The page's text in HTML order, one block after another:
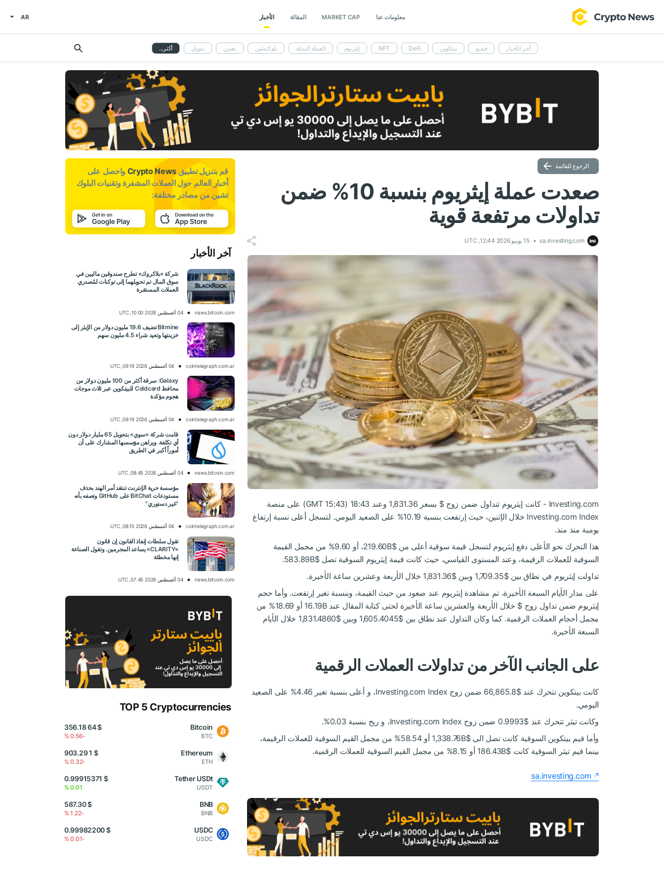
الأخبار المقالة MARKET CAP معلومات عنا AR
آخر الأخبار فيديو بيتكوين DeFi
NFT إيثريوم العملة البديلة بلوكتشين تعدين تمويل أكثر...
الرجوع للقائمة
صعدت عملة إيثريوم بنسبة 10% ضمن
تداولات مرتفعة قوية
sa.investing.com 15 يونيو 2026 12:44, UTC
Investing.com - كانت إيثريوم تتداول ضمن زوج $ بسعر 1,831.36 وعند 18:43 (15:43 GMT) على منصة
Investing.com Index خلال الإثنين، حيث إرتفعت بنسبة 10.19% على الصعيد اليومي. لتسجل أعلى نسبة إرتفاع
يومية منذ منذ.
هذا التحرك نحو الأعلى دفع إيثريوم لتسجل قيمة سوقية أعلى من $219.60B، أو 9.60% من مجمل القيمة
السوقية للعملات الرقيمة، وعند المستوى القياسي، حيث كانت قيمة إيثريوم السوقية تصل $583.89B.
تداولت إيثريوم في نطاق بين $1,709.35 وبين $1,831.36 خلال الأربعة وعشرين ساعة الأخيرة.
على مدار الأيام السبعة الأخيرة، تم مشاهدة إيثريوم عند صعود من حيث القيمة، وبنسبة تغير إرتفعت. وأما حجم
إيثريوم ضمن تداول زوج $ خلال الأربعة والعشرين ساعة الأخيرة لحتى كتابة المقال عند 16.19B أو 18.69% من
مجمل أحجام العملات الرقمية. كما وكان التداول عند نطاق بين $1,605.4045 وبين $1,831.4860 خلال الأيام
السبعة الأخيرة.
على الجانب الآخر من تداولات العملات الرقمية
كانت بيتكوين تتحرك عند $66,865.8 ضمن زوج Investing.com Index، و أعلى بنسبة تغير 4.46% على الصعيد
اليومي.
وكانت تيثر تتحرك عند $0.9993 ضمن زوج Investing.com Index، و ربح بنسبة 0.03%.
وأما قيم بيتكوين السوقية كانت تصل الى $1,338.76B أو 58.54% من مجمل القيم السوقية للعملات الرقيمة،
بينما قيم تيثر السوقية كانت $186.43B أو 8.15% من مجمل القيم السوقية للعملات الرقمية.
sa.investing.com
قم بتنزيل تطبيق Crypto News واحصل على
أخبار العالم حول العملات المشفرة وتقنيات البلوك
تشين من مصادر مختلفة:
آخر الأخبار
شركة «بلاكروك» تطرح صندوقين ماليين في
سوق المال تم تحويلهما إلى توكنات لمُصدري
العملات المستقرة
news.bitcoin.com 04 أغسطس 2026 10:00, UTC
Bitmine تضيف 19.6 مليون دولار من الإيثر إلى
خزينتها وتعيد شراء 4.5 مليون سهم
cointelegraph.com.ar 04 أغسطس 2026 09:19, UTC
Galaxy: سرقة أكثر من 100 مليون دولار من
محافظ Coldcard للبيتكوين عبر ثلاث موجات
هجوم مؤكدة
cointelegraph.com.ar 04 أغسطس 2026 09:19, UTC
قامت شركة «سوي» بتحويل 65 مليار دولار دون
أي تكلفة. ويراهن مؤسسها المشارك على أن
أموراً أكبر في الطريق
news.bitcoin.com 04 أغسطس 2026 08:45, UTC
مؤسسة حرية الإنترنت تنتقد أمر الهند بحذف
مستودعات BitChat على GitHub وتصفه بأنه
"غير دستوري"
cointelegraph.com.ar 04 أغسطس 2026 08:15, UTC
تقول سلطات إنفاذ القانون إن قانون
«CLARITY» يساعد المجرمين. وتقول الصناعة
إنها مخطئة
news.bitcoin.com 04 أغسطس 2026 07:45, UTC
TOP 5 Cryptocurrencies
Bitcoin
BTC
$ 64 356.18
-0.56 %
Ethereum
ETH
$ 1 903.29
-0.32 %
Tether USDt
USDT
$ 0.99915371
0.01 %
BNB
BNB
$ 587.30
-1.22 %
USDC
USDC
$ 0.99982200
-0.01 %